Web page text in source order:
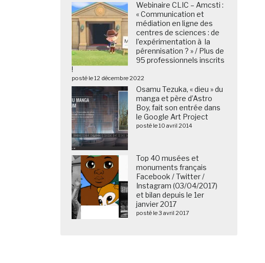
Webinaire CLIC – Amcsti :
« Communication et
médiation en ligne des
centres de sciences : de
l’expérimentation à la
pérennisation ? » / Plus de
95 professionnels inscrits
!
posté le 12 décembre 2022
Osamu Tezuka, « dieu » du
manga et père d’Astro
Boy, fait son entrée dans
le Google Art Project
posté le 10 avril 2014
Top 40 musées et
monuments français
Facebook / Twitter /
Instagram (03/04/2017)
et bilan depuis le 1er
janvier 2017
posté le 3 avril 2017